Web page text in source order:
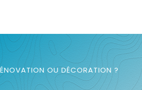
OU DÉCORATION ?